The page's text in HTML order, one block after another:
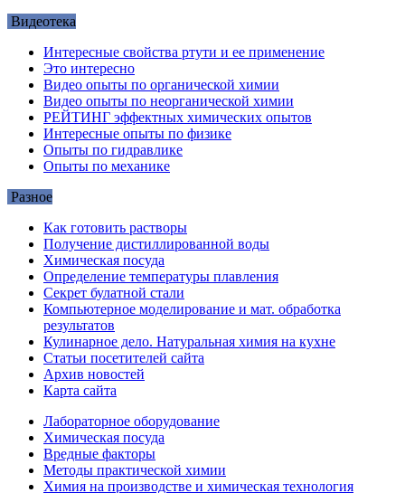
Видеотека
Интересные свойства ртути и ее применение
Это интересно
Видео опыты по органической химии
Видео опыты по неорганической химии
РЕЙТИНГ эффектных химических опытов
Интересные опыты по физике
Опыты по гидравлике
Опыты по механике
Разное
Как готовить растворы
Получение дистиллированной воды
Химическая посуда
Определение температуры плавления
Секрет булатной стали
Компьютерное моделирование и мат. обработка
результатов
Кулинарное дело. Натуральная химия на кухне
Статьи посетителей сайта
Архив новостей
Карта сайта
Лабораторное оборудование
Химическая посуда
Вредные факторы
Методы практической химии
Химия на производстве и химическая технология